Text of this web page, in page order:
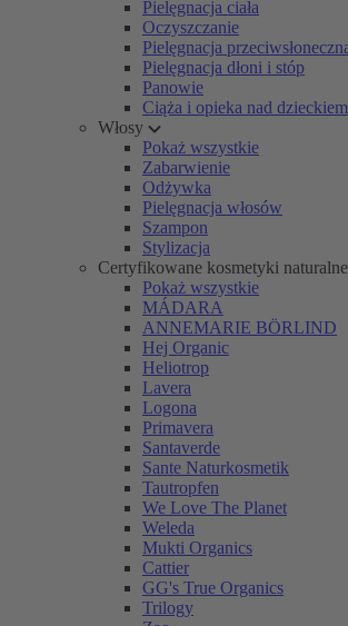
Pielęgnacja ciała
Oczyszczanie
Pielęgnacja
Pielęgnacja dłoni i stóp
Panowie
Ciąża i opieka nad dzieckiem
Włosy
Pokaż wszystkie
Zabarwienie
Odżywka
Pielęgnacja włosów
Szampon
Stylizacja
Certyfikowane kosmetyki naturalne
Pokaż wszystkie
MÁDARA
ANNEMARIE BÖRLIND
Hej Organic
Heliotrop
Lavera
Logona
Primavera
Santaverde
Sante Naturkosmetik
Tautropfen
We Love The Planet
Weleda
Mukti Organics
Cattier
GG's True Organics
Trilogy